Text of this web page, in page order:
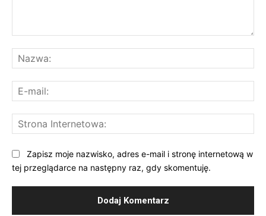
Zapisz moje nazwisko, adres e-mail i stronę internetową w
tej przeglądarce na następny raz, gdy skomentuję.